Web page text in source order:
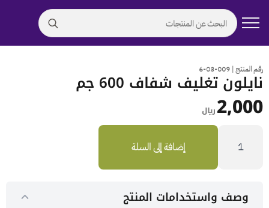
Search
for:
رقم المنتج | 009-03-6
نايلون تغليف شفاف 600 جم
2,000﷼
تغليف إضافة إلى السلة
وصف واستخدامات المنتج